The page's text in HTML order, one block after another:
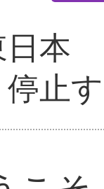
日本
止